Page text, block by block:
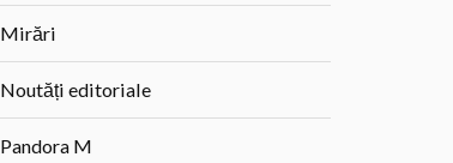
Mirări
Noutăți editoriale
Pandora M